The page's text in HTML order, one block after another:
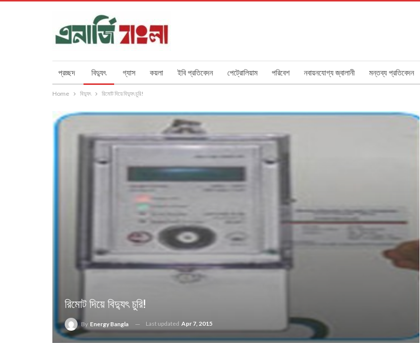
প্রচ্ছদ বিদ্যুৎ গ্যাস কয়লা ইবি প্রতিবেদন পেট্রোলিয়াম পরিবেশ নবায়নযোগ্য জ্বালানী মন্তব্য প্রতিবেদন
Home বিদ্যুৎ রিমোট দিয়ে বিদ্যুৎ চুরি!
রিমোট দিয়ে বিদ্যুৎ চুরি!
By Energy Bangla Last updated Apr 7, 2015